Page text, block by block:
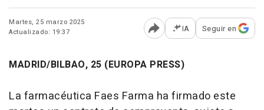
Martes, 25 marzo 2025
Actualizado: 19:37
Abrir opciones para
IA Seguir en
MADRID/BILBAO, 25 (EUROPA PRESS)
La farmacéutica Faes Farma ha firmado este